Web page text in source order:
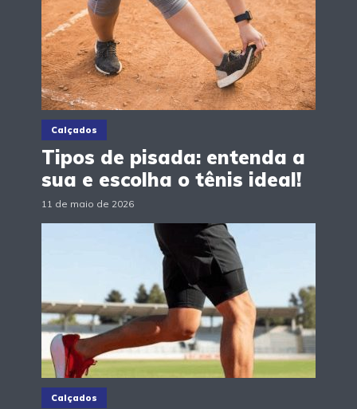
Calçados
Tipos de pisada: entenda a
sua e escolha o tênis ideal!
11 de maio de 2026
Calçados